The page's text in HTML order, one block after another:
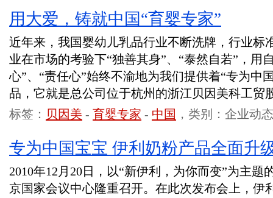
用大爱，铸就中国“育婴专家”
近年来，我国婴幼儿乳品行业不断洗牌，行业标
业在市场的考验下“独善其身”、“泰然自若”，用
心”、“责任心”始终不渝地为我们提供着“专为中
品，它就是总公司位于杭州的浙江贝因美科工贸
标签： 贝因美 - 育婴专家 - 中国 ，类别：企业动态
专为中国宝宝 伊利奶粉产品全面升
2010年12月20日，以“新伊利，为你而变”为主题
京国家会议中心隆重召开。在此次发布会上，伊